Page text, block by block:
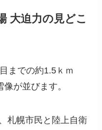
大迫力の見どこ
までの約1.5ｋｍ
が並びます。
札幌市民と陸上自衛